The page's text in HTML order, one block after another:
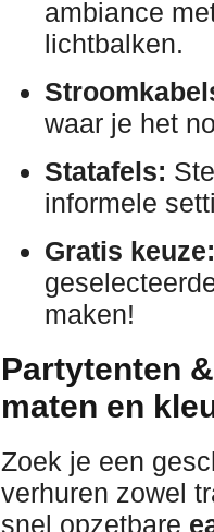
ambiance
lichtbalken.
waar je het
Statafels:
informele
Gratis keuze:
maken!
Partytenten
maten en
Zoek je een
verhuren zowel
snel opzetbare